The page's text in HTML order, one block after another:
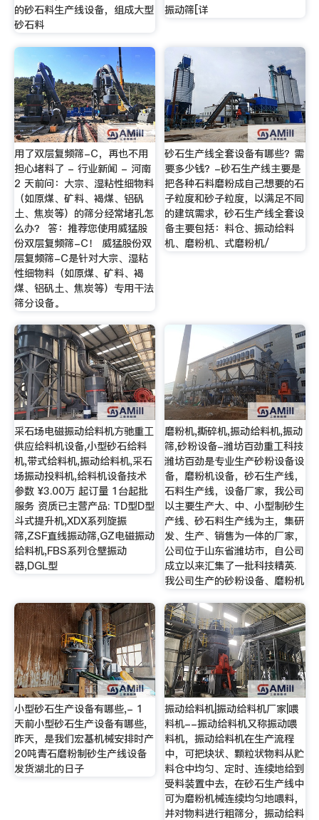
的砂石料生产线设备，组成大型
砂石料
振动筛[详
用了双层复频筛-C，再也不用
担心堵料了 - 行业新闻 - 河南
2 天前问：大宗、湿粘性细物料
（如原煤、矿料、褐煤、铝矾
土、焦炭等）的筛分经常堵孔怎
么办？ 答：推荐您使用威猛股
份双层复频筛-C！ 威猛股份双
层复频筛-C是针对大宗、湿粘
性细物料（如原煤、矿料、褐
煤、铝矾土、焦炭等）专用干法
筛分设备。
砂石生产线全套设备有哪些？需
要多少钱？-砂石生产线主要是
把各种石料磨粉成自己想要的石
子粒度和砂子粒度，以满足不同
的建筑需求，砂石生产线全套设
备主要包括：料仓、振动给料
机、磨粉机、式磨粉机/
采石场电磁振动给料机方驰重工
供应给料机设备,小型砂石给料
机,带式给料机,振动给料机,采石
场振动投料机,给料机设备技术
参数 ¥3.00万 起订量 1台起批
服务 资质已主营产品: TD型D型
斗式提升机,XDX系列旋振
筛,ZSF直线振动筛,GZ电磁振动
给料机,FBS系列仓壁振动
器,DGL型
磨粉机,撕碎机,振动给料机,振动
筛,砂粉设备-潍坊百劲重工科技
潍坊百劲是专业生产砂粉设备设
备，磨粉机设备，砂石生产线，
石料生产线，设备厂家，我公司
以主要生产大、中、小型制砂生
产线、砂石料生产线为主，集研
发、生产、销售为一体的厂家，
公司位于山东省潍坊市，自公司
成立以来汇集了一批科技精英.
我公司生产的砂粉设备、磨粉机
小型砂石生产设备有哪些,- 1
天前小型砂石生产设备有哪些,
昨天，是我们宏基机械安排时产
20吨青石磨粉制砂生产线设备
发货湖北的日子
振动给料机|振动给料机厂家|喂
料机--振动给料机又称振动喂
料机，振动给料机在生产流程
中，可把块状、颗粒状物料从贮
料仓中均匀、定时、连续地给到
受料装置中去，在砂石生产线中
可为磨粉机械连续均匀地喂料，
并对物料进行粗筛分，振动给料